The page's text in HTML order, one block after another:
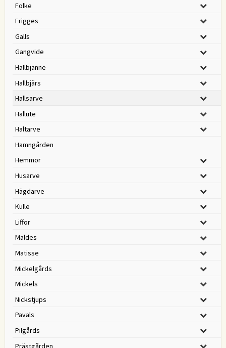
Folke
Frigges
Galls
Gangvide
Hallbjänne
Hallbjärs
Hallsarve
Hallute
Haltarve
Hamngården
Hemmor
Husarve
Hägdarve
Kulle
Liffor
Maldes
Matisse
Mickelgårds
Mickels
Nickstjups
Pavals
Pilgårds
Prästgården